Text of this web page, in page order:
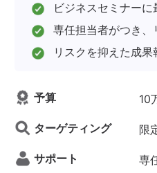
ビジネスセミナーに
専任担当者がつき
リスクを抑えた成果
予算 10
ターゲティング 限
サポート 専